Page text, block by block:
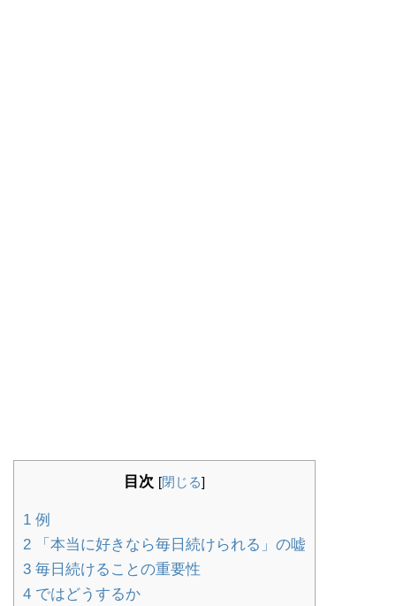
目次 [閉じる]
1 例
2 「本当に好きなら毎日続けられる」の嘘
3 毎日続けることの重要性
4 ではどうするか